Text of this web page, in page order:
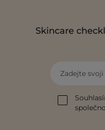
Skincare
Zadejte